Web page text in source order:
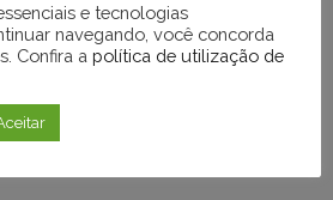
e tecnologias
navegando, você concorda
Confira a política de utilização de